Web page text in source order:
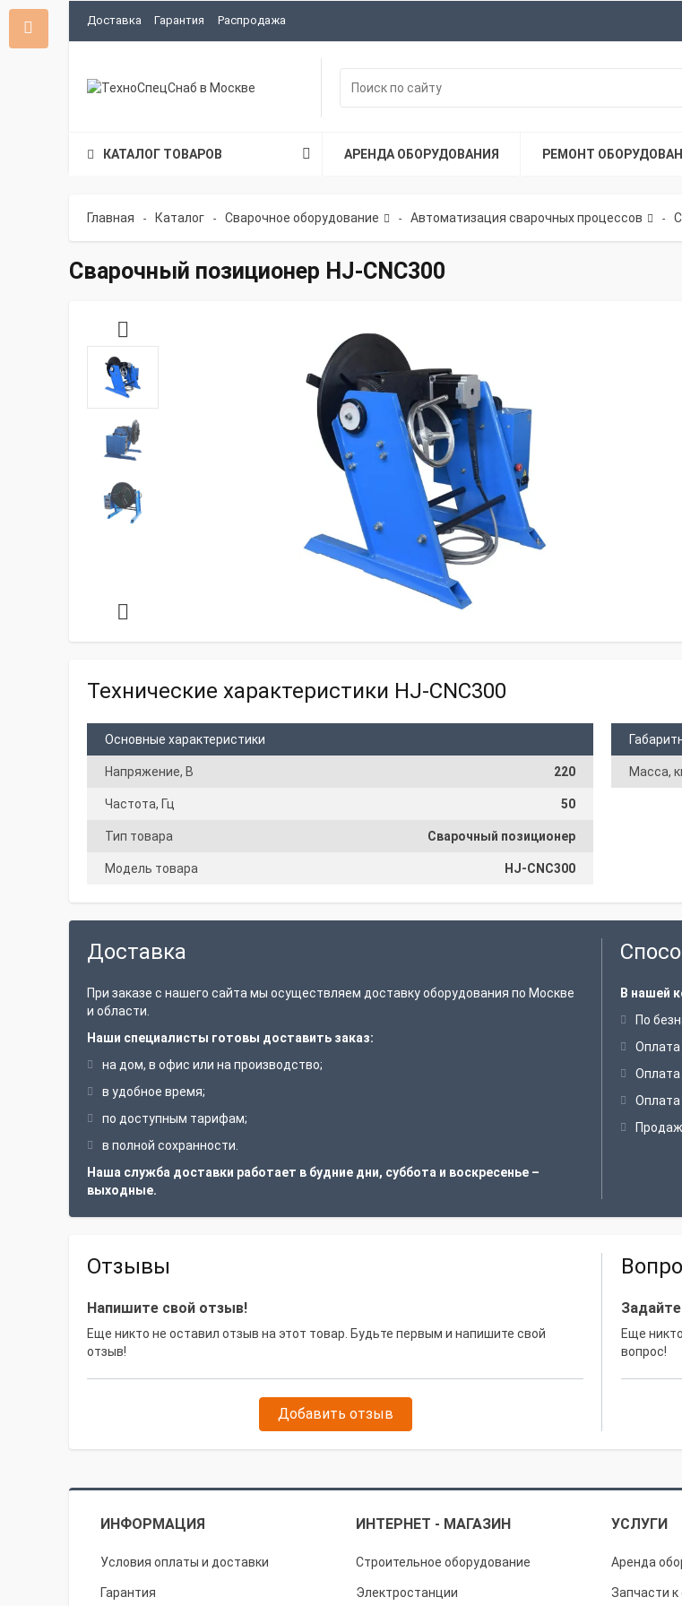
Доставка Гарантия Распродажа
КАТАЛОГ ТОВАРОВ АРЕНДА ОБОРУДОВАНИЯ РЕМОНТ
Главная - Каталог - Сварочное оборудование - Автоматизация сварочных процессов -
Сварочный позиционер HJ-CNC300
Технические характеристики HJ-CNC300
Основные характеристики
Напряжение, В 220
Частота, Гц 50
Тип товара Сварочный позиционер
Модель товара HJ-CNC300
Масса,
Доставка
При заказе с нашего сайта мы осуществляем доставку оборудования по Москве
и области.
Наши специалисты готовы доставить заказ:
на дом, в офис или на производство;
в удобное время;
по доступным тарифам;
в полной сохранности.
Наша служба доставки работает в будние дни, суббота и воскресенье –
выходные.
В нашей
По
Оплата
Оплата
Оплата
Отзывы
Напишите свой отзыв!
Еще никто не оставил отзыв на этот товар. Будьте первым и напишите свой
отзыв!
Добавить отзыв
Еще
вопрос!
ИНФОРМАЦИЯ ИНТЕРНЕТ - МАГАЗИН УСЛУГИ
Условия оплаты и доставки
Гарантия
Строительное оборудование
Электростанции
Аренда
Запчасти